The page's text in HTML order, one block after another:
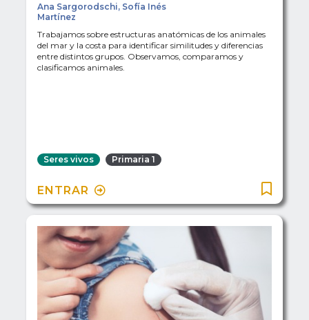
Ana Sargorodschi, Sofía Inés
Martínez
Trabajamos sobre estructuras anatómicas de los animales
del mar y la costa para identificar similitudes y diferencias
entre distintos grupos. Observamos, comparamos y
clasificamos animales.
Seres vivos Primaria 1
ENTRAR